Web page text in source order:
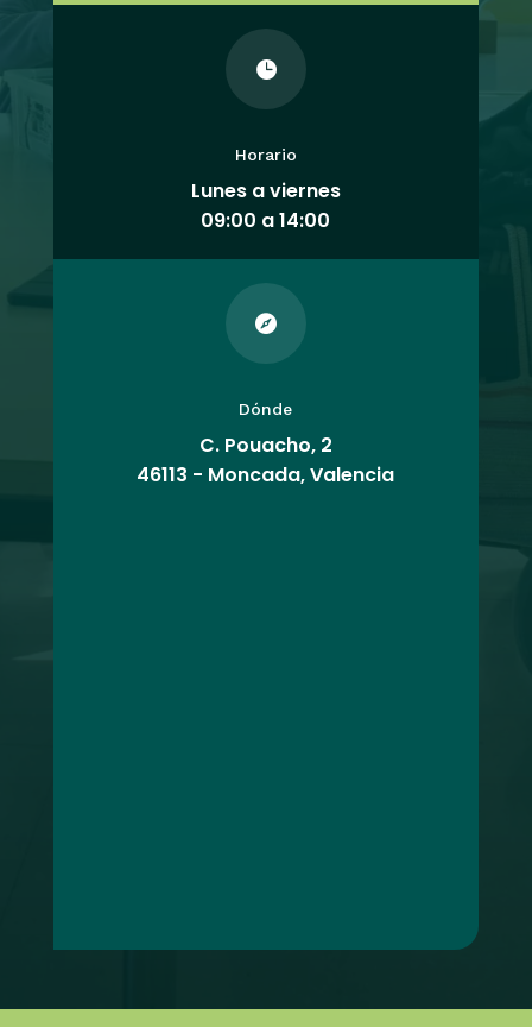

Horario
Lunes a viernes
09:00 a 14:00

Dónde
C. Pouacho, 2
46113 - Moncada, Valencia